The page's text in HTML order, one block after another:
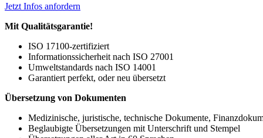
Jetzt Infos anfordern
Mit Qualitätsgarantie!
ISO 17100-zertifiziert
Informationssicherheit nach ISO 27001
Umweltstandards nach ISO 14001
Garantiert perfekt, oder neu übersetzt
Übersetzung von Dokumenten
Medizinische, juristische, technische Dokumente,
Beglaubigte Übersetzungen mit Unterschrift und Stempel